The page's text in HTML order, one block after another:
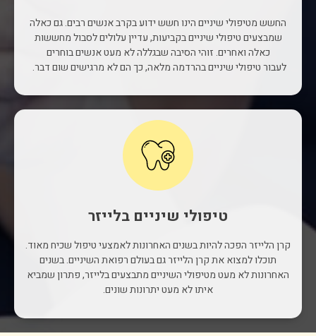
החשש מטיפולי שיניים הינו חשש ידוע בקרב אנשים רבים. גם כאלה
שמבצעים טיפולי שיניים בקביעות, עדיין עלולים לסבול מחששות
כאלה ואחרים. זוהי הסיבה שבגללה לא מעט אנשים בוחרים
לעבור טיפולי שיניים בהרדמה מלאה, כך הם לא מרגישים שום דבר.
טיפולי שיניים בלייזר
קרן הלייזר הפכה להיות בשנים האחרונות לאמצעי טיפול שכיח מאוד.
תוכלו למצוא את קרן הלייזר גם בעולם רפואת השיניים. בשנים
האחרונות לא מעט מטיפולי השיניים מתבצעים בלייזר, פתרון שמביא
איתו לא מעט יתרונות שונים.